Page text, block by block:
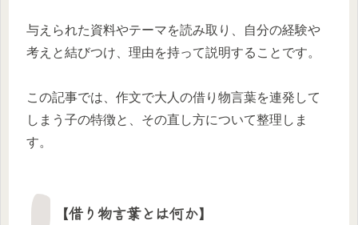
与えられた資料やテーマを読み取り、自分の経験や
考えと結びつけ、理由を持って説明することです。
この記事では、作文で大人の借り物言葉を連発して
しまう子の特徴と、その直し方について整理しま
す。
【借り物言葉とは何か】